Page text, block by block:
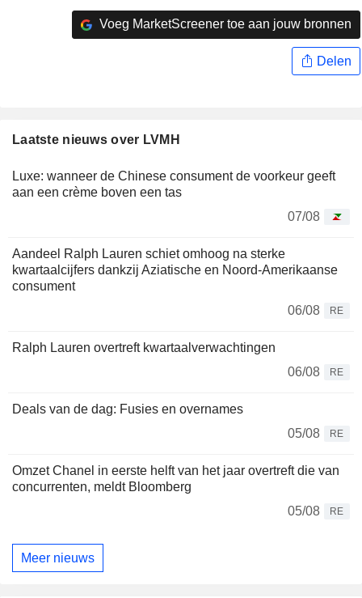
Voeg MarketScreener toe aan jouw bronnen
Delen
Laatste nieuws over LVMH
Luxe: wanneer de Chinese consument de voorkeur geeft
aan een crème boven een tas
07/08
Aandeel Ralph Lauren schiet omhoog na sterke
kwartaalcijfers dankzij Aziatische en Noord-Amerikaanse
consument
06/08
RE
Ralph Lauren overtreft kwartaalverwachtingen
06/08
RE
Deals van de dag: Fusies en overnames
05/08
RE
Omzet Chanel in eerste helft van het jaar overtreft die van
concurrenten, meldt Bloomberg
05/08
RE
Meer nieuws